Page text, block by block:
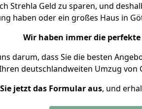
Strehla Geld zu sparen, und
haben oder ein großes Haus in
Wir haben immer die
darum, dass Sie die besten
deutschlandweiten Umzug von
jetzt das Formular aus, und